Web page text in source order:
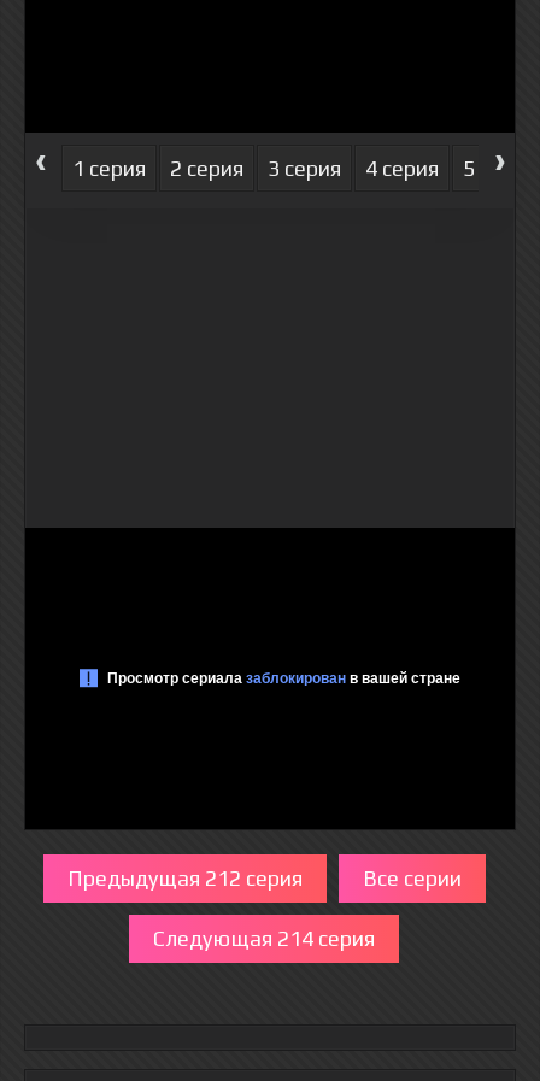
‹ 1 серия 2 серия 3 серия 4 серия 5 серия
›
Предыдущая 212 серия Все серии
Следующая 214 серия